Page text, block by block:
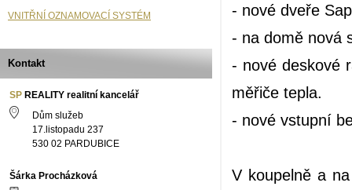
VNITŘNÍ OZNAMOVACÍ SYSTÉM
Kontakt
SP REALITY realitní kancelář
Dům služeb
17.listopadu 237
530 02 PARDUBICE
Šárka Procházková
- nové dveře
- na domě nová
- nové deskové
měřiče tepla.
- nové vstupní
V koupelně a